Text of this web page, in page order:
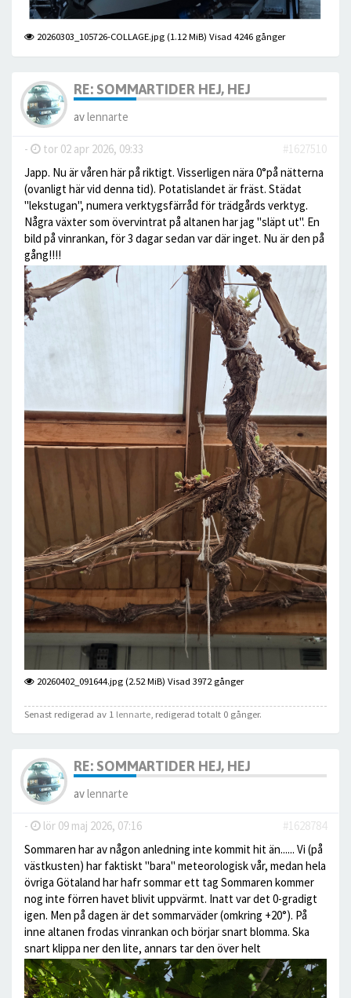
20260303_105726-COLLAGE.jpg (1.12 MiB) Visad 4246 gånger
RE: SOMMARTIDER HEJ, HEJ
avlennarte
- tor 02 apr 2026, 09:33
#1627510
Japp. Nu är våren här på riktigt. Visserligen nära 0°på nätterna
(ovanligt här vid denna tid). Potatislandet är fräst. Städat
"lekstugan", numera verktygsfärråd för trädgårds verktyg.
Några växter som övervintrat på altanen har jag "släpt ut". En
bild på vinrankan, för 3 dagar sedan var där inget. Nu är den på
gång!!!!
20260402_091644.jpg (2.52 MiB) Visad 3972 gånger
Senast redigerad av 1 lennarte, redigerad totalt 0 gånger.
RE: SOMMARTIDER HEJ, HEJ
avlennarte
- lör 09 maj 2026, 07:16
#1628784
Sommaren har av någon anledning inte kommit hit än...... Vi (på
västkusten) har faktiskt "bara" meteorologisk vår, medan hela
övriga Götaland har hafr sommar ett tag Sommaren kommer
nog inte förren havet blivit uppvärmt. Inatt var det 0-gradigt
igen. Men på dagen är det sommarväder (omkring +20°). På
inne altanen frodas vinrankan och börjar snart blomma. Ska
snart klippa ner den lite, annars tar den över helt